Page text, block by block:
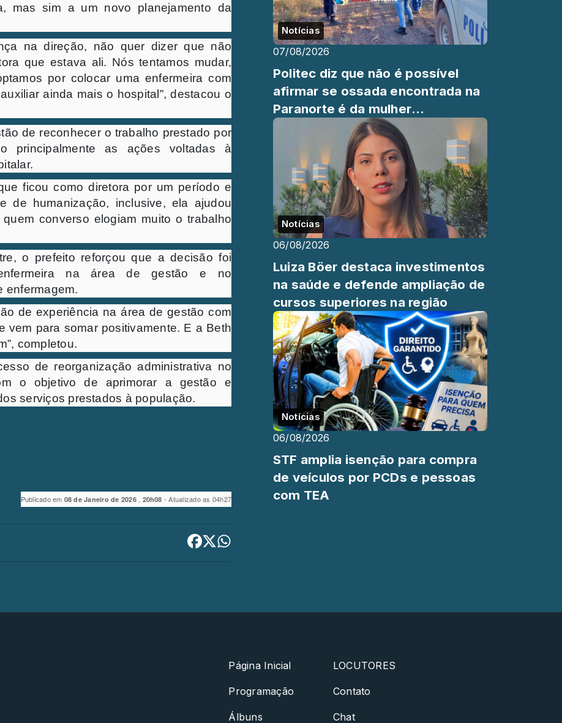
mas sim a um novo planejamento da
na direção, não quer dizer que não
que estava ali. Nós tentamos mudar,
por colocar uma enfermeira com
ainda mais o hospital”, destacou o
de reconhecer o trabalho prestado por
principalmente as ações voltadas à
ficou como diretora por um período e
de humanização, inclusive, ela ajudou
converso elogiam muito o trabalho
o prefeito reforçou que a decisão foi
na área de gestão e no
enfermagem.
de experiência na área de gestão com
vem para somar positivamente. E a Beth
completou.
de reorganização administrativa no
o objetivo de aprimorar a gestão e
serviços prestados à população.
Publicado em 08 de Janeiro de 2026 20h08 - Atualizado as 04h27
Notícias
07/08/2026
Politec diz que não é possível
afirmar se ossada encontrada na
Paranorte é da mulher
desaparecida.
Notícias
06/08/2026
Luiza Böer destaca investimentos
na saúde e defende ampliação de
cursos superiores na região
Notícias
06/08/2026
STF amplia isenção para compra
de veículos por PCDs e pessoas
com TEA
Página Inicial
Programação
Álbuns
LOCUTORES
Contato
Chat